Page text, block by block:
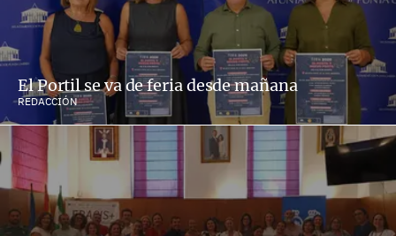
El Portil se va de feria desde mañana
REDACCIÓN